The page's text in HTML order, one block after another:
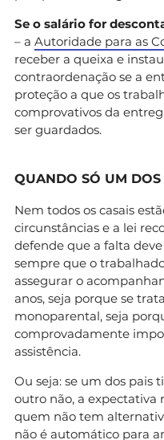
Se o salário for
– a Autoridade para as
receber a queixa e
contraordenação se a
proteção a que os
comprovativos da
ser guardados.
QUANDO SÓ UM DOS
Nem todos os casais
circunstâncias e a lei
defende que a falta
sempre que o
assegurar o
anos, seja porque se
monoparental, seja
comprovadamente
assistência.
Ou seja: se um dos pais
outro não, a expectativa
quem não tem
não é automático para